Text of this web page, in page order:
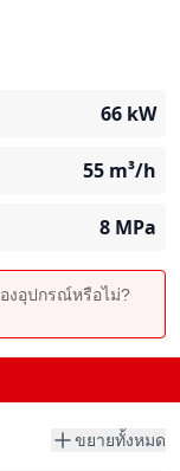
66 kW
55 m³/h
8 MPa
องอุปกรณ์หรือไม่?
ขยายทั้งหมด